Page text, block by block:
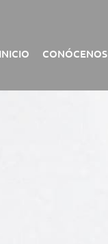
INICIO CONÓCENOS